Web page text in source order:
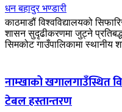
धन बहादुर भण्डारी
काठमाडौं विश्वविद्यालयको
शासन सुदृढीकरणमा जुट्ने
सिमकोट गाउँपालिकामा स्थानीय
नाम्खाको खगालगाउँस्थित
टेबल हस्तान्तरण